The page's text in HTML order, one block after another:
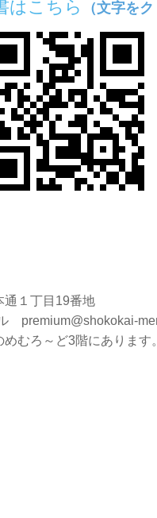
はこちら （文字を
１丁目19番地
むろ～ど3階にあります